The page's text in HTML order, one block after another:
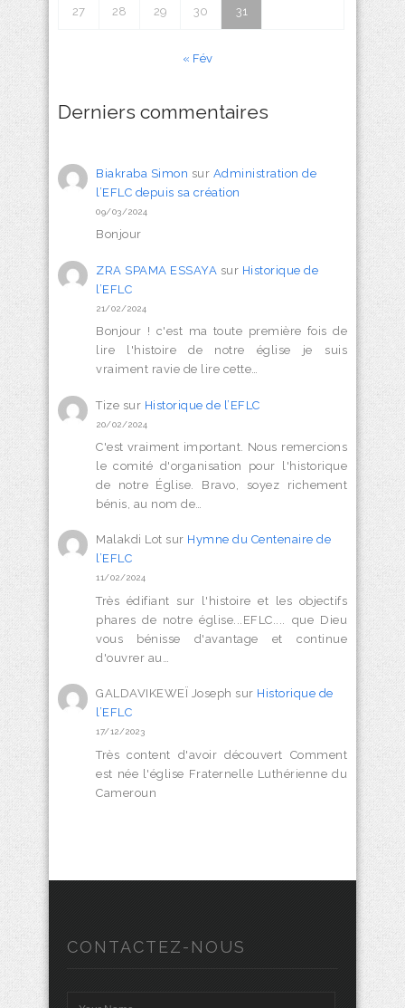
27 28 29 30 31
« Fév
Derniers commentaires
Biakraba Simon sur Administration de
l’EFLC depuis sa création
09/03/2024
Bonjour
ZRA SPAMA ESSAYA sur Historique de
l’EFLC
21/02/2024
Bonjour ! c'est ma toute première fois de
lire l'histoire de notre église je suis
vraiment ravie de lire cette…
Tize sur Historique de l’EFLC
20/02/2024
C'est vraiment important. Nous remercions
le comité d'organisation pour l'historique
de notre Église. Bravo, soyez richement
bénis, au nom de…
Malakdi Lot sur Hymne du Centenaire de
l’EFLC
11/02/2024
Très édifiant sur l'histoire et les objectifs
phares de notre église...EFLC.... que Dieu
vous bénisse d'avantage et continue
d'ouvrer au…
GALDAVIKEWEÏ Joseph sur Historique de
l’EFLC
17/12/2023
Très content d'avoir découvert Comment
est née l'église Fraternelle Luthérienne du
Cameroun
CONTACTEZ-NOUS